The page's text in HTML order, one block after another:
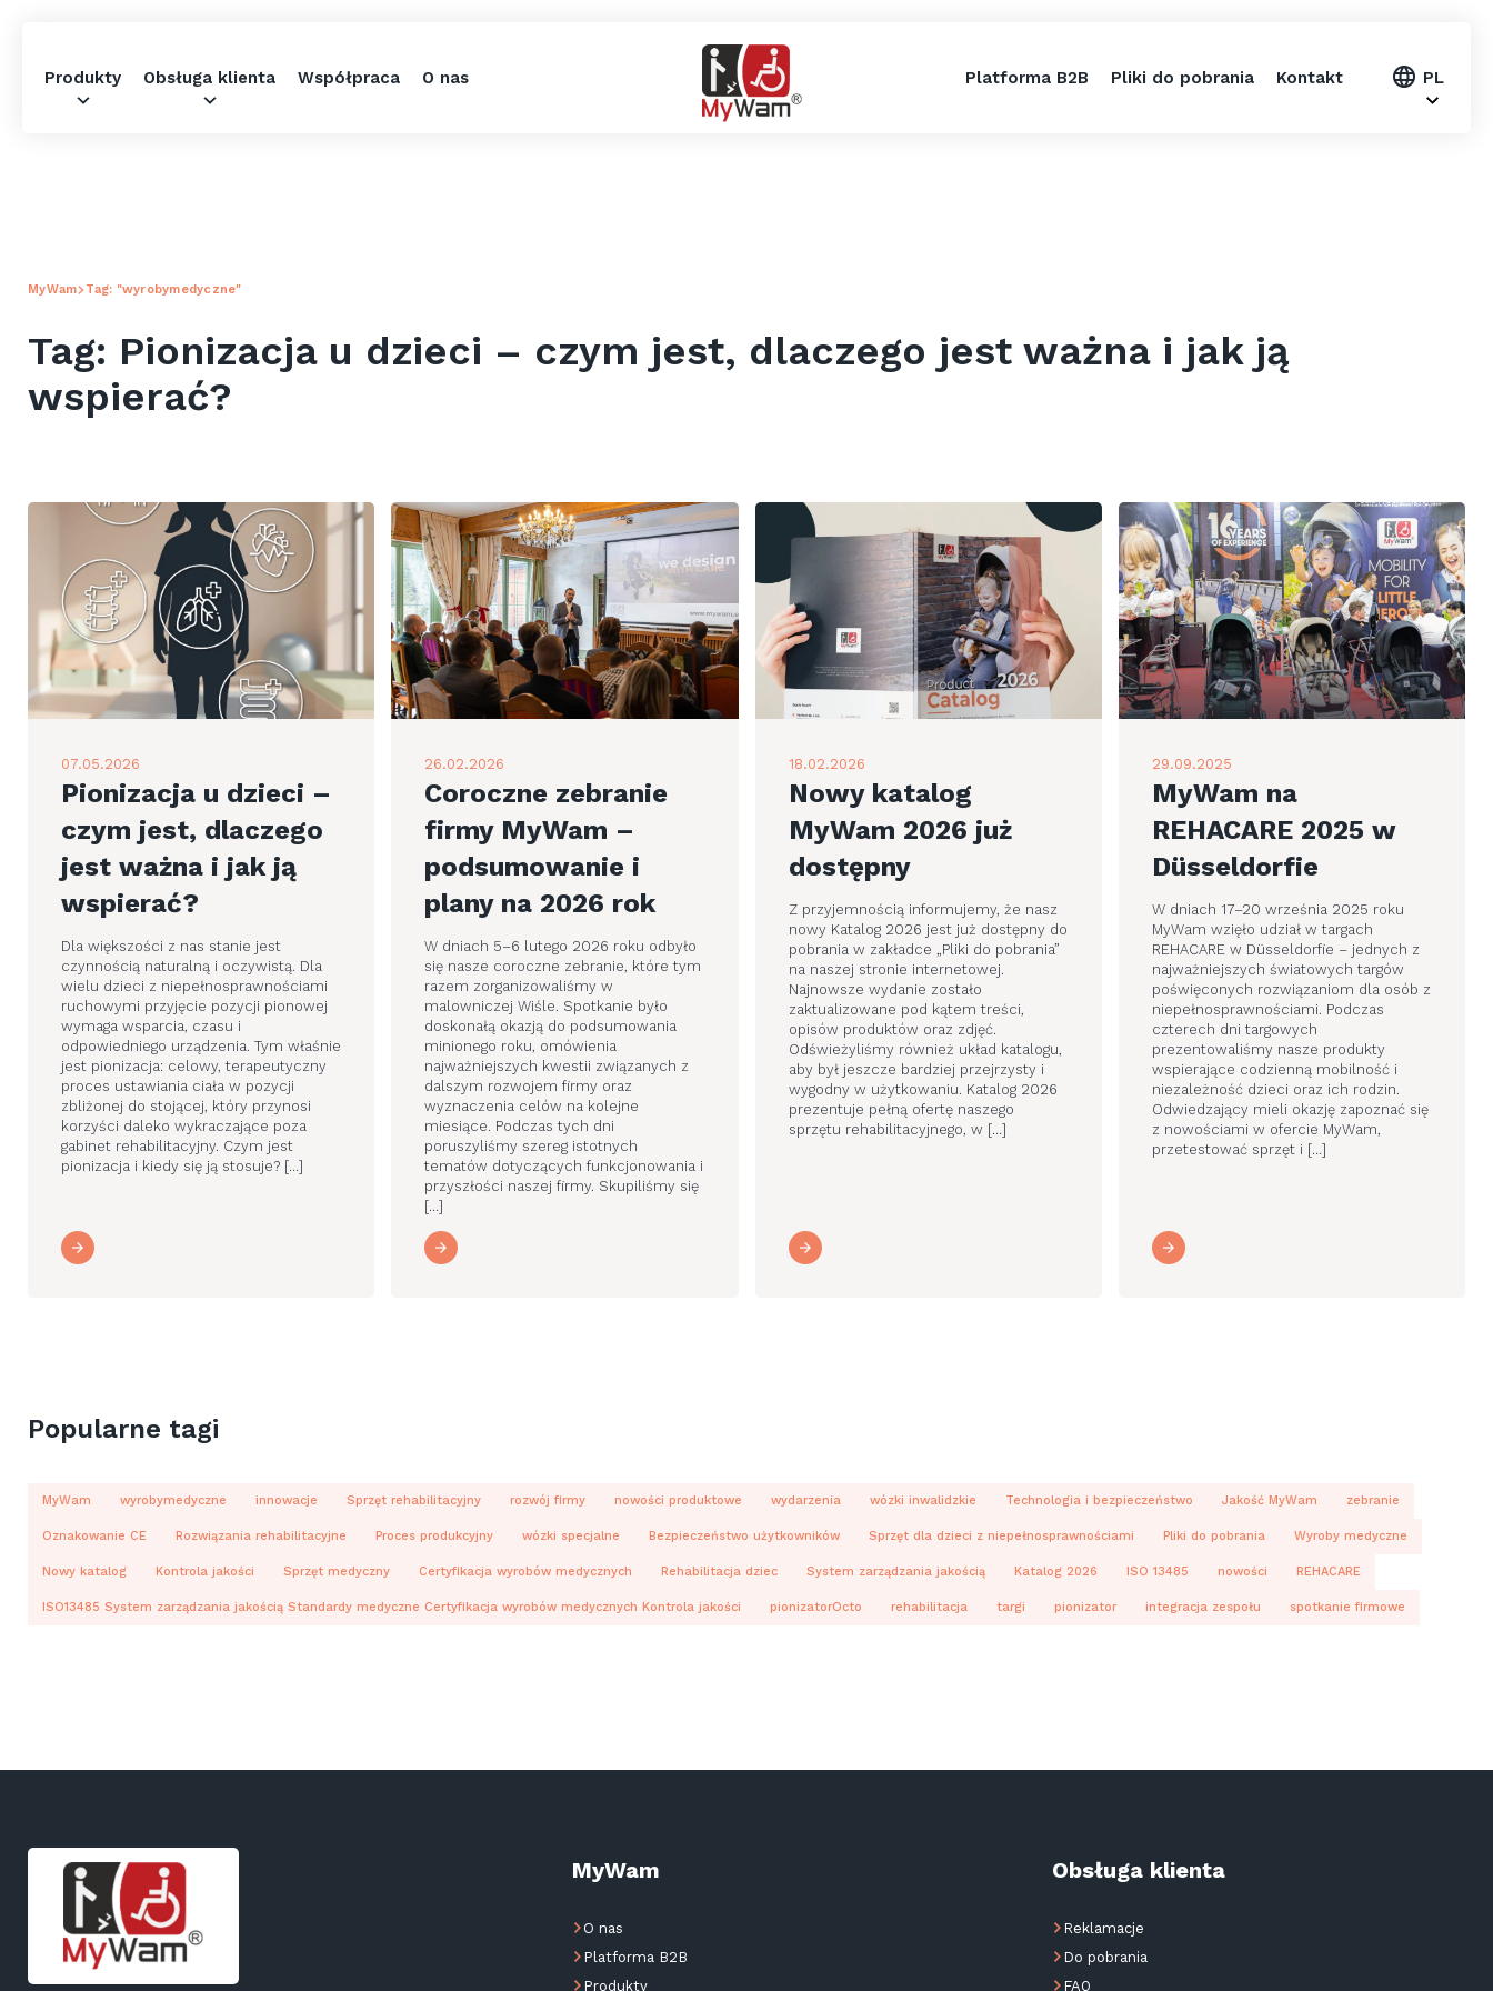
Produkty Obsługa klienta Współpraca O nas Platforma B2B Pliki do pobrania Kontakt PL
MyWam Tag: "wyrobymedyczne"
Tag: Pionizacja u dzieci – czym jest, dlaczego jest ważna i jak ją
wspierać?
07.05.2026
Pionizacja u dzieci –
czym jest, dlaczego
jest ważna i jak ją
wspierać?
Dla większości z nas stanie jest
czynnością naturalną i oczywistą. Dla
wielu dzieci z niepełnosprawnościami
ruchowymi przyjęcie pozycji pionowej
wymaga wsparcia, czasu i
odpowiedniego urządzenia. Tym właśnie
jest pionizacja: celowy, terapeutyczny
proces ustawiania ciała w pozycji
zbliżonej do stojącej, który przynosi
korzyści daleko wykraczające poza
gabinet rehabilitacyjny. Czym jest
pionizacja i kiedy się ją stosuje? […]
26.02.2026
Coroczne zebranie
firmy MyWam –
podsumowanie i
plany na 2026 rok
W dniach 5–6 lutego 2026 roku odbyło
się nasze coroczne zebranie, które tym
razem zorganizowaliśmy w
malowniczej Wiśle. Spotkanie było
doskonałą okazją do podsumowania
minionego roku, omówienia
najważniejszych kwestii związanych z
dalszym rozwojem firmy oraz
wyznaczenia celów na kolejne
miesiące. Podczas tych dni
poruszyliśmy szereg istotnych
tematów dotyczących funkcjonowania i
przyszłości naszej firmy. Skupiliśmy się
[…]
18.02.2026
Nowy katalog
MyWam 2026 już
dostępny
Z przyjemnością informujemy, że nasz
nowy Katalog 2026 jest już dostępny do
pobrania w zakładce „Pliki do pobrania”
na naszej stronie internetowej.
Najnowsze wydanie zostało
zaktualizowane pod kątem treści,
opisów produktów oraz zdjęć.
Odświeżyliśmy również układ katalogu,
aby był jeszcze bardziej przejrzysty i
wygodny w użytkowaniu. Katalog 2026
prezentuje pełną ofertę naszego
sprzętu rehabilitacyjnego, w […]
29.09.2025
MyWam na
REHACARE 2025 w
Düsseldorfie
W dniach 17–20 września 2025 roku
MyWam wzięło udział w targach
REHACARE w Düsseldorfie – jednych z
najważniejszych światowych targów
poświęconych rozwiązaniom dla osób z
niepełnosprawnościami. Podczas
czterech dni targowych
prezentowaliśmy nasze produkty
wspierające codzienną mobilność i
niezależność dzieci oraz ich rodzin.
Odwiedzający mieli okazję zapoznać się
z nowościami w ofercie MyWam,
przetestować sprzęt i […]
Popularne tagi
MyWam wyrobymedyczne innowacje Sprzęt rehabilitacyjny rozwój firmy nowości produktowe wydarzenia wózki inwalidzkie Technologia i bezpieczeństwo Jakość MyWam zebranie
Oznakowanie CE Rozwiązania rehabilitacyjne Proces produkcyjny wózki specjalne Bezpieczeństwo użytkowników Sprzęt dla dzieci z niepełnosprawnościami Pliki do pobrania Wyroby medyczne
Nowy katalog Kontrola jakości Sprzęt medyczny Certyfikacja wyrobów medycznych Rehabilitacja dziec System zarządzania jakością Katalog 2026 ISO 13485 nowości REHACARE
ISO13485 System zarządzania jakością Standardy medyczne Certyfikacja wyrobów medycznych Kontrola jakości pionizatorOcto rehabilitacja targi pionizator integracja zespołu spotkanie firmowe
MyWam
O nas
Platforma B2B
Produkty
Obsługa klienta
Reklamacje
Do pobrania
FAQ